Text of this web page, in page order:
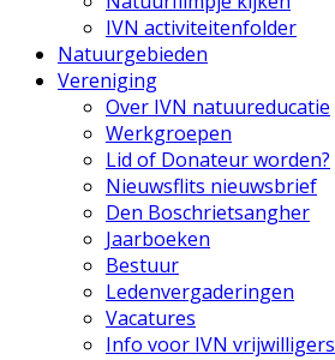
IVN activiteitenfolder
Natuurgebieden
Vereniging
Over IVN natuureducatie
Werkgroepen
Lid of Donateur worden?
Nieuwsflits nieuwsbrief
Den Boschrietsangher
Jaarboeken
Bestuur
Ledenvergaderingen
Vacatures
Info voor IVN vrijwilligers